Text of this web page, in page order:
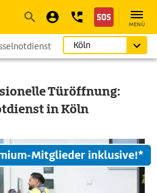
MENÜ
Köln
Türöffnung:
in Köln
Mitglieder inklusive!*